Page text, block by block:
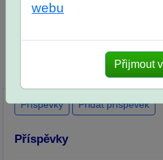
na SŠ? Vaše ohlasy po
přijímacích zkouškách
webu
Přijmout
Příspěvky Přidat příspěvek
Příspěvky